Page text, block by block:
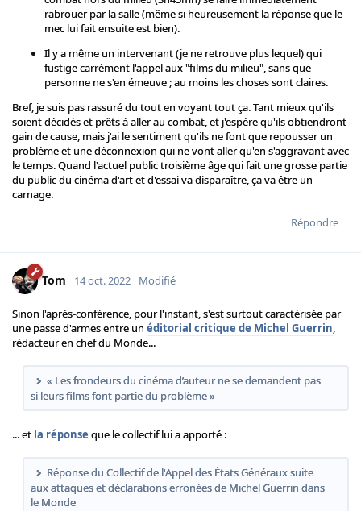
rabrouer par la salle (même si heureusement la réponse que le
mec lui fait ensuite est bien).
Il y a même un intervenant (je ne retrouve plus lequel) qui
fustige carrément l'appel aux "films du milieu", sans que
personne ne s'en émeuve ; au moins les choses sont claires.
Bref, je suis pas rassuré du tout en voyant tout ça. Tant mieux qu'ils
soient décidés et prêts à aller au combat, et j'espère qu'ils obtiendront
gain de cause, mais j'ai le sentiment qu'ils ne font que repousser un
problème et une déconnexion qui ne vont aller qu'en s'aggravant avec
le temps. Quand l'actuel public troisième âge qui fait une grosse partie
du public du cinéma d'art et d'essai va disparaître, ça va être un
carnage.
Répondre
Tom 14 oct. 2022 Modifié
Sinon l'après-conférence, pour l'instant, s'est surtout caractérisée par
une passe d'armes entre un éditorial critique de Michel Guerrin,
rédacteur en chef du Monde...
« Les frondeurs du cinéma d’auteur ne se demandent pas
si leurs films font partie du problème »
... et la réponse que le collectif lui a apporté :
Réponse du Collectif de l'Appel des États Généraux suite
aux attaques et déclarations erronées de Michel Guerrin dans
le Monde